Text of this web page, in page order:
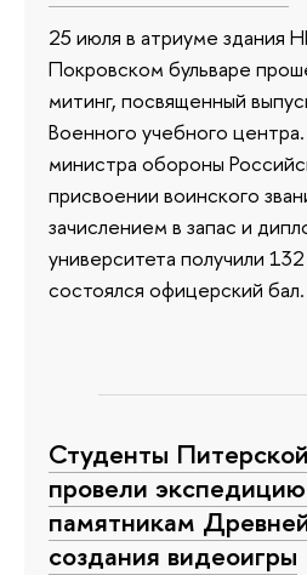
25 июля в атриуме здания
Покровском бульваре
митинг, посвященный
Военного учебного
министра обороны
присвоении воинского
зачислением в запас и
университета получили
состоялся офицерский бал.
Студенты
провели
памятникам
создания видеоигры